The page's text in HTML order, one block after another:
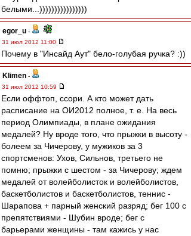
белыми...))))))))))))))))
egor_u -
31 июл 2012 11:00
Почему в "Инсайд Аут" бело-голубая ручка? :))
Klimen -
31 июл 2012 10:59
Если оффтоп, ссори. А кто может дать
расписание на ОИ2012 полное, т. е. На весь
период Олимпиады, в плане ожидания
медалей? Ну вроде того, что прыжки в высоту -
болеем за Чичерову, у мужиков за 3
спортсменов: Ухов, Сильнов, третьего не
помню; прыжки с шестом - за Чичерову; ждем
медалей от волейболисток и волейболистов,
баскетболистов и баскетболистов, теннис -
Шарапова + парный женский разряд; бег 100 с
препятствиями - Шубин вроде; бег с
барьерами женщины - там кажись у нас